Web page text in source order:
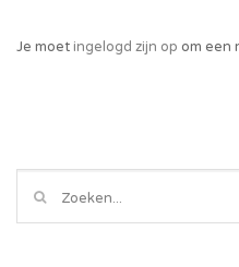
Je moetingelogd zijn op om een